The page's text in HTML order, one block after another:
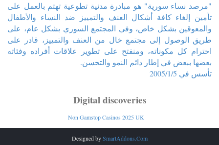
"مرصد نساء سورية" هو مبادرة مدنية تطوعية تهتم بالعمل على
تأمين إلغاء كافة أشكال العنف والتمييز ضد النساء والأطفال
والمعوقين بشكل خاص، وفي المجتمع السوري بشكل عام، على
طريق الوصول إلى مجتمع خال من العنف والتمييز، قادر على
احترام كل مكوناته، ومنفتح على تطوير علاقات أفراده وفئاته
بعضها ببعض في إطار دائم النمو والتحسن.
تأسس في 2005/1/5
Digital discoveries
Non Gamstop Casinos 2025 UK
Designed bySmartAddons.Com